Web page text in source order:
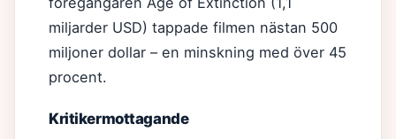
miljarder USD) tappade filmen nästan 500
miljoner dollar – en minskning med över 45
procent.
Kritikermottagande